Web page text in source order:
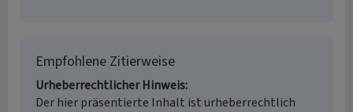
Empfohlene Zitierweise
Urheberrechtlicher Hinweis
Der hier präsentierte Inhalt ist urheberrechtlich